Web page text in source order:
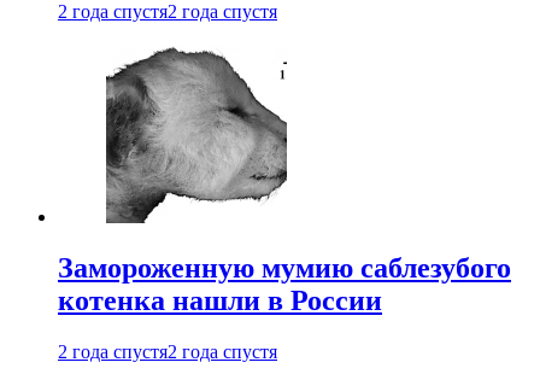
2 года спустя2 года спустя
Замороженную мумию саблезубого
котенка нашли в России
2 года спустя2 года спустя